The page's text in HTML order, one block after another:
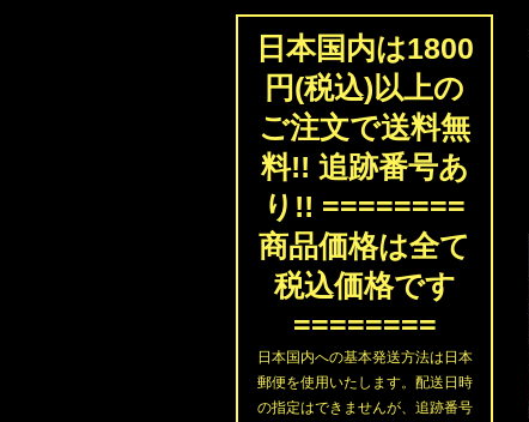
日本国内は1800
円(税込)以上の
ご注文で送料無
料!! 追跡番号あ
り!! ========
商品価格は全て
税込価格です
========
日本国内への基本発送方法は日本
郵便を使用いたします。配送日時
の指定はできませんが、追跡番号